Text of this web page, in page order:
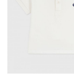
-10% pour